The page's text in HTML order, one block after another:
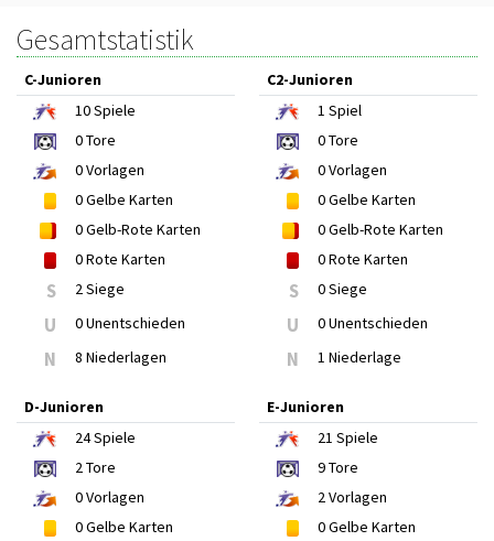
Gesamtstatistik
C-Junioren
10Spiele
0Tore
0Vorlagen
0Gelbe Karten
0Gelb-Rote Karten
0Rote Karten
S 2 Siege
U 0 Unentschieden
N 8 Niederlagen
C2-Junioren
1 Spiel
0Tore
0Vorlagen
0Gelbe Karten
0Gelb-Rote Karten
0Rote Karten
S 0 Siege
U 0 Unentschieden
N 1 Niederlage
D-Junioren
24Spiele
2Tore
0Vorlagen
0Gelbe Karten
E-Junioren
21 Spiele
9Tore
2Vorlagen
0Gelbe Karten